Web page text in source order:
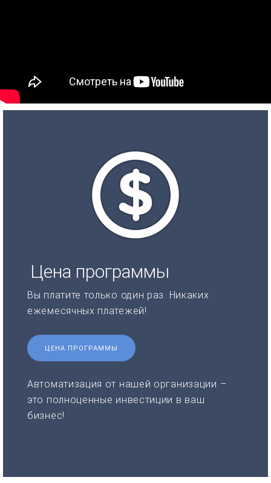
Цена программы
Вы платите только один раз. Никаких
ежемесячных платежей!
ЦЕНА ПРОГРАММЫ
Автоматизация от нашей организации –
это полноценные инвестиции в ваш
бизнес!